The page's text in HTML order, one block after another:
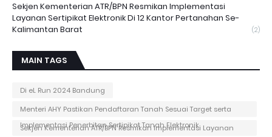
Sekjen Kementerian ATR/BPN Resmikan Implementasi
Layanan Sertipikat Elektronik Di 12 Kantor Pertanahan Se-
Kalimantan Barat
(2)
MAIN TAGS
Di eL Run 2024 Bandung
Menteri AHY Pastikan Pendaftaran Tanah Sesuai Target serta
Implementasi Penerbitan Sertipikat Tanah Elektronik
Sekjen Kementerian ATR/BPN Resmikan Implementasi Layanan